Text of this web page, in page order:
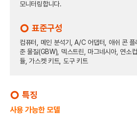
모니터링합니다.
trip_origin 표준구성
컴퓨터, 메인 분석기, A/C 어댑터, 애쉬 콘
준 물질(GBW), 덱스트린, 마그네시아, 연소
듈, 가스켓 키트, 도구 키트
trip_origin 특징
사용 가능한 모델